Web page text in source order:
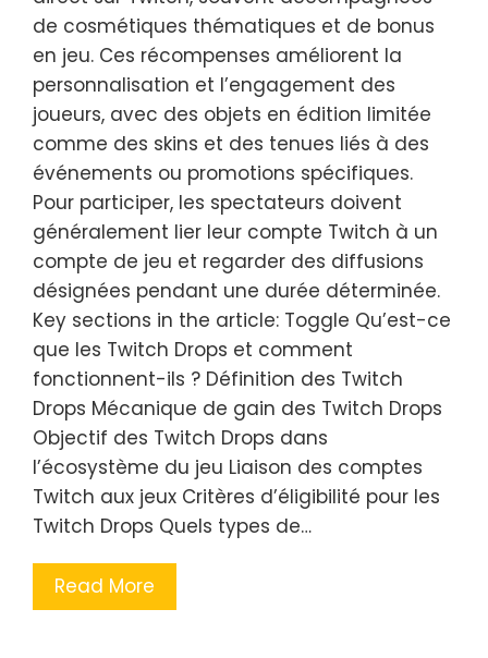
de cosmétiques thématiques et de bonus
en jeu. Ces récompenses améliorent la
personnalisation et l’engagement des
joueurs, avec des objets en édition limitée
comme des skins et des tenues liés à des
événements ou promotions spécifiques.
Pour participer, les spectateurs doivent
généralement lier leur compte Twitch à un
compte de jeu et regarder des diffusions
désignées pendant une durée déterminée.
Key sections in the article: Toggle Qu’est-ce
que les Twitch Drops et comment
fonctionnent-ils ? Définition des Twitch
Drops Mécanique de gain des Twitch Drops
Objectif des Twitch Drops dans
l’écosystème du jeu Liaison des comptes
Twitch aux jeux Critères d’éligibilité pour les
Twitch Drops Quels types de…
Read More